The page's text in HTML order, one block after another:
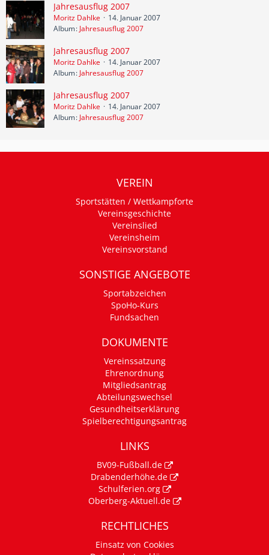
Jahresausflug 2007
Moritz Dahlke
14. Januar 2007
Album Jahresausflug 2007
Jahresausflug 2007
Moritz Dahlke
14. Januar 2007
Album Jahresausflug 2007
Jahresausflug 2007
Moritz Dahlke
14. Januar 2007
Album Jahresausflug 2007
VEREIN
Sportstätten / Wettkampforte
Vereinsgeschichte
Vereinslied
Vereinsheim
Vereinsvorstand
SONSTIGE ANGEBOTE
Sportabzeichen
SpoHo-Kurs
Fundsachen
DOKUMENTE
Vereinssatzung
Ehrenordnung
Mitgliedsantrag
Abteilungswechsel
Gesundheitserklärung
Spielberechtigungsantrag
LINKS
BV09-Fußball.de
Drabenderhöhe.de
Schulferien.org
Oberberg-Aktuell.de
RECHTLICHES
Einsatz von Cookies